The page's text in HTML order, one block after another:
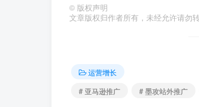
© 版权声明
文章版权归作者所有，未经允许请勿转
运营增长
# 亚马逊推广
# 墨攻站外推广